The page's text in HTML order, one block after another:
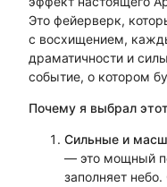
Это фейерверк,
с восхищением,
драматичности и
событие, о котором
Почему я выбрал
Сильные и
— это мощный
заполняет